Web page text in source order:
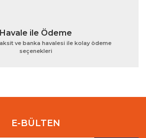
Havale ile Ödeme
ve banka havalesi ile kolay ödeme
seçenekleri
E-BÜLTEN